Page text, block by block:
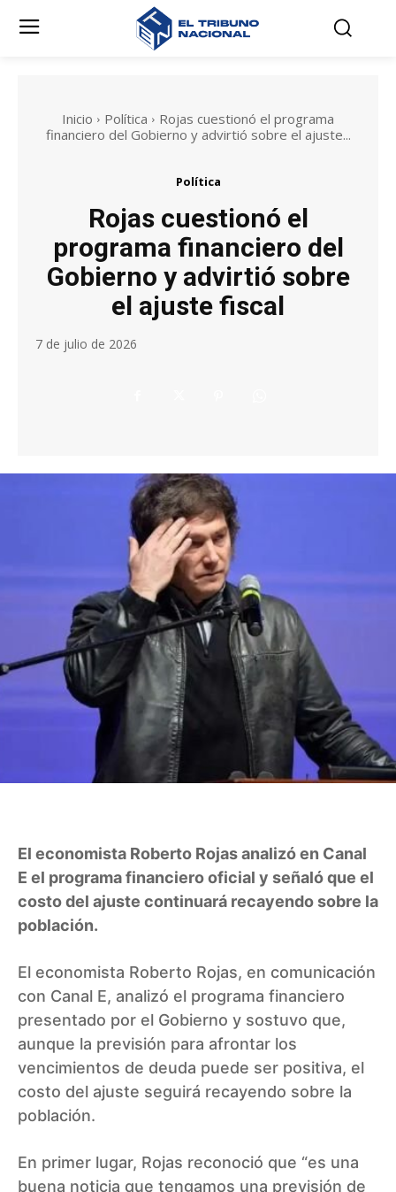
Inicio Política
Rojas cuestionó el programa
financiero del Gobierno y advirtió sobre el ajuste...
Política
Rojas cuestionó el
programa financiero del
Gobierno y advirtió sobre
el ajuste fiscal
7 de julio de 2026
El economista Roberto Rojas analizó en Canal
E el programa financiero oficial y señaló que el
costo del ajuste continuará recayendo sobre la
población.
El economista Roberto Rojas, en comunicación
con Canal E, analizó el programa financiero
presentado por el Gobierno y sostuvo que,
aunque la previsión para afrontar los
vencimientos de deuda puede ser positiva, el
costo del ajuste seguirá recayendo sobre la
población.
En primer lugar, Rojas reconoció que “es una
buena noticia que tengamos una previsión de